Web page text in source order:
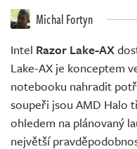
Michal Fortyn
Intel Razor Lake-AX
Lake-AX je konceptem
notebooku nahradit
soupeři jsou AMD Halo
ohledem na plánovaný
největší